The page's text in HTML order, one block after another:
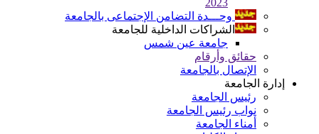
وحـــدة التضامن الإجتماعى بالجامعة
الشراكات الداخلية للجامعة
جامعة عين شمس
حقائق وأرقام
الإتصال بالجامعة
إدارة الجامعة
رئيس الجامعة
نواب رئيس الجامعة
أمناء الجامعة